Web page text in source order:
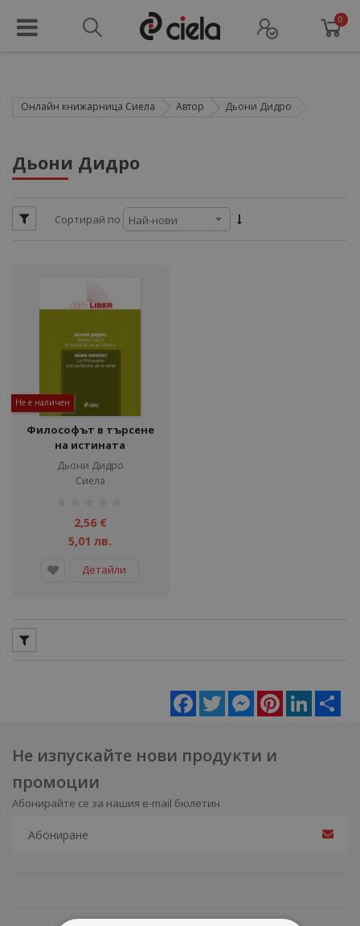
0
Онлайн книжарница Сиела Автор Дьони Дидро
Дьони Дидро
Сортирай по
Не е наличен
Философът в търсене
на истината
Дьони Дидро
Сиела
2,56 €
5,01 лв.
Детайли
Facebook
Twitter MessengerPinterestLinkedIn
Не изпускайте нови продукти и
промоции
Абонирайте се за нашия e-mail бюлетин